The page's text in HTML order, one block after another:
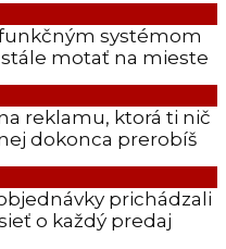
systémom
motať na mieste
reklamu, ktorá ti nič
dokonca prerobíš
prichádzali
o každý predaj